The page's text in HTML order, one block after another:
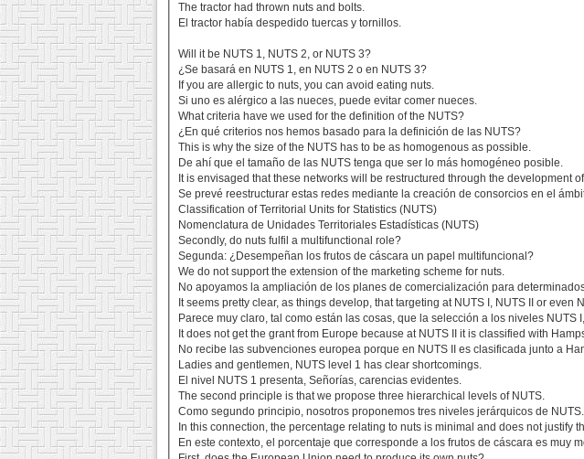
The tractor had thrown nuts and bolts.
El tractor había despedido tuercas y tornillos.
Will it be NUTS 1, NUTS 2, or NUTS 3?
¿Se basará en NUTS 1, en NUTS 2 o en NUTS 3?
If you are allergic to nuts, you can avoid eating nuts.
Si uno es alérgico a las nueces, puede evitar comer nueces.
What criteria have we used for the definition of the NUTS?
¿En qué criterios nos hemos basado para la definición de las NUTS?
This is why the size of the NUTS has to be as homogenous as possible.
De ahí que el tamaño de las NUTS tenga que ser lo más homogéneo posible.
It is envisaged that these networks will be restructured through the development
Se prevé reestructurar estas redes mediante la creación de consorcios en el
Classification of Territorial Units for Statistics (NUTS)
Nomenclatura de Unidades Territoriales Estadísticas (NUTS)
Secondly, do nuts fulfil a multifunctional role?
Segunda: ¿Desempeñan los frutos de cáscara un papel multifuncional?
We do not support the extension of the marketing scheme for nuts.
No apoyamos la ampliación de los planes de comercialización para
It seems pretty clear, as things develop, that targeting at NUTS I, NUTS II or even
Parece muy claro, tal como están las cosas, que la selección a los niveles
It does not get the grant from Europe because at NUTS II it is classified with
No recibe las subvenciones europea porque en NUTS II es clasificada junto a
Ladies and gentlemen, NUTS level 1 has clear shortcomings.
El nivel NUTS 1 presenta, Señorías, carencias evidentes.
The second principle is that we propose three hierarchical levels of NUTS.
Como segundo principio, nosotros proponemos tres niveles jerárquicos de NUTS.
In this connection, the percentage relating to nuts is minimal and does not justify
En este contexto, el porcentaje que corresponde a los frutos de cáscara es muy